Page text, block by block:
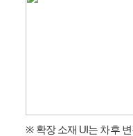
※ 확장 소재 UI 는 차후